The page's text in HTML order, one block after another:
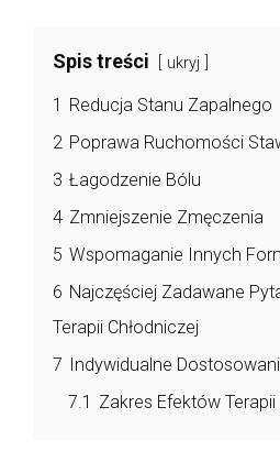
Spis treści ukryj
1 Reducja Stanu Zapalnego
2 Poprawa Ruchomości
3 Łagodzenie Bólu
4 Zmniejszenie Zmęczenia
5 Wspomaganie Innych
6 Najczęściej Zadawane
Terapii Chłodniczej
7 Indywidualne
7.1 Zakres Efektów Terapii